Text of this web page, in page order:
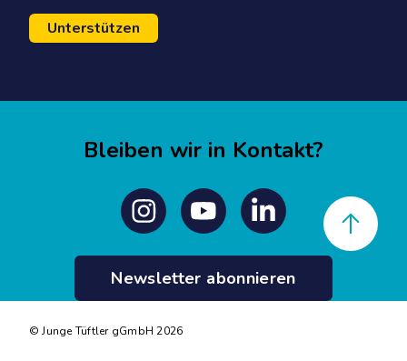
Unterstützen
Bleiben wir in Kontakt?
InstagramYoutube Linkedin
Newsletter abonnieren
© Junge Tüftler gGmbH 2026
Back to top